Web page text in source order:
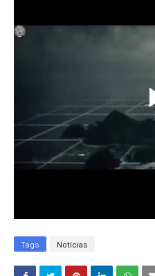
Tags Notícias